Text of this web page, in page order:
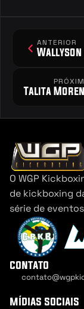
ANTERIOR
Wallyson
Talita
O WGP
de kickboxing
série de
contato
mídias sociais